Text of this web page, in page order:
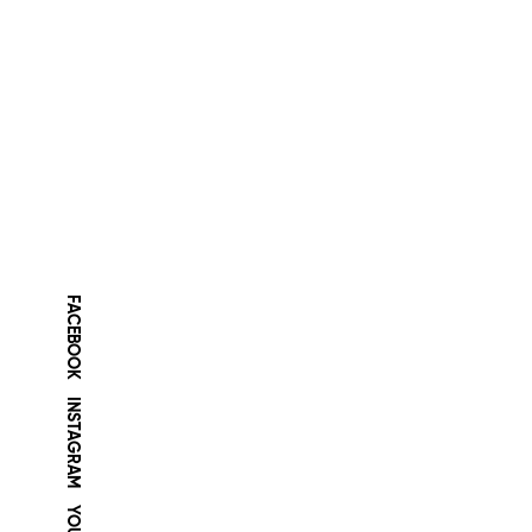
FACEBOOK
INSTAGRAM